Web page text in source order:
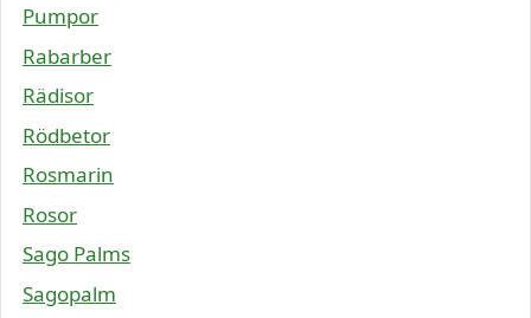
Pumpor
Rabarber
Rädisor
Rödbetor
Rosmarin
Rosor
Sago Palms
Sagopalm